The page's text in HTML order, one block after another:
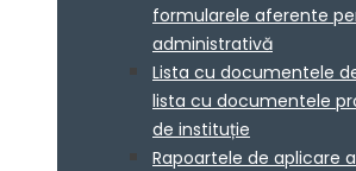
formularele aferente
administrativă
Lista cu documentele
lista cu documentele
de instituție
Rapoartele de aplicare